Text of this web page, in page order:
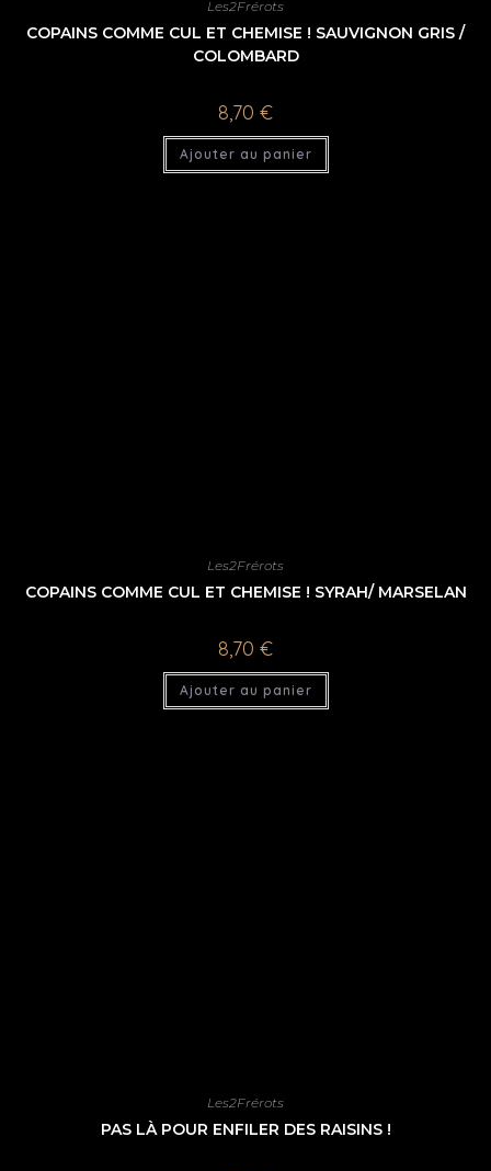
Les2Frérots
COPAINS COMME CUL ET CHEMISE ! SAUVIGNON GRIS /
COLOMBARD
8,70 €
Ajouter au panier
Les2Frérots
COPAINS COMME CUL ET CHEMISE ! SYRAH/ MARSELAN
8,70 €
Ajouter au panier
Les2Frérots
PAS LÀ POUR ENFILER DES RAISINS !